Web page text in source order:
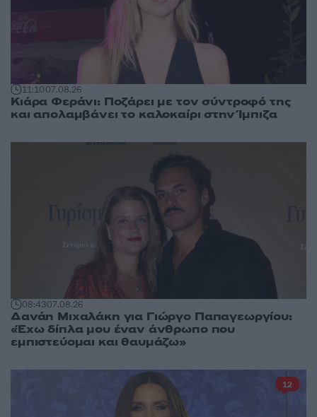
11:1007.08.26
Κιάρα Φεράνι: Ποζάρει με τον σύντροφό της
και απολαμβάνει το καλοκαίρι στην Ίμπιζα
08:4307.08.26
Δανάη Μιχαλάκη για Γιώργο Παπαγεωργίου:
«Έχω δίπλα μου έναν άνθρωπο που
εμπιστεύομαι και θαυμάζω»
12